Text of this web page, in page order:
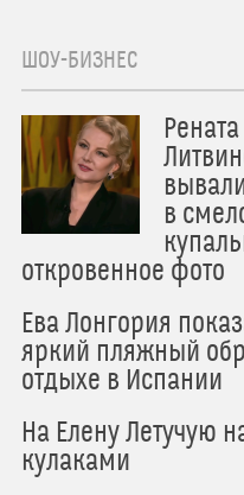
ШОУ-БИЗНЕС
Рената
в
откровенное фото
Ева Лонгория
яркий пляжный
отдыхе в Испании
На Елену Летучую
кулаками